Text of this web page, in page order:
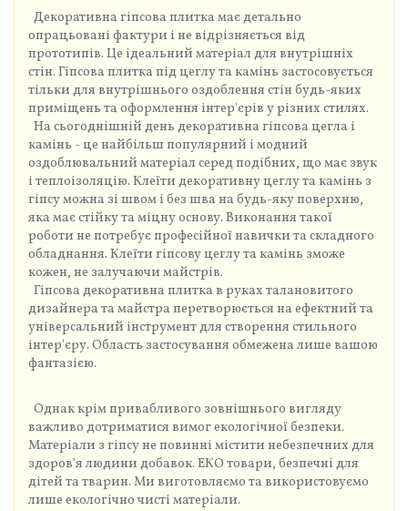
Декоративна гіпсова плитка має детально
опрацьовані фактури і не відрізняється від
прототипів. Це ідеальний матеріал для внутрішніх
стін. Гіпсова плитка під цеглу та камінь застосовується
тільки для внутрішнього оздоблення стін будь-яких
приміщень та оформлення інтер'єрів у різних стилях.
На сьогоднішній день декоративна гіпсова цегла і
камінь - це найбільш популярний і модний
оздоблювальний матеріал серед подібних, що має звук
і теплоізоляцію. Клеїти декоративну цеглу та камінь з
гіпсу можна зі швом і без шва на будь-яку поверхню,
яка має стійку та міцну основу. Виконання такої
роботи не потребує професійної навички та складного
обладнання. Клеїти гіпсову цеглу та камінь зможе
кожен, не залучаючи майстрів.
Гіпсова декоративна плитка в руках талановитого
дизайнера та майстра перетворюється на ефектний та
універсальний інструмент для створення стильного
інтер'єру. Область застосування обмежена лише вашою
фантазією.
Однак крім привабливого зовнішнього вигляду
важливо дотриматися вимог екологічної безпеки.
Матеріали з гіпсу не повинні містити небезпечних для
здоров'я людини добавок. ЕКО товари, безпечні для
дітей та тварин. Ми виготовляємо та використовуємо
лише екологічно чисті матеріали.